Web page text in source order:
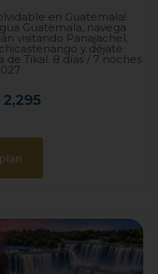
en Guatemala!
Guatemala, navega
visitando Panajachel,
y déjate
Tikal. 8 días / 7 noches
2,295